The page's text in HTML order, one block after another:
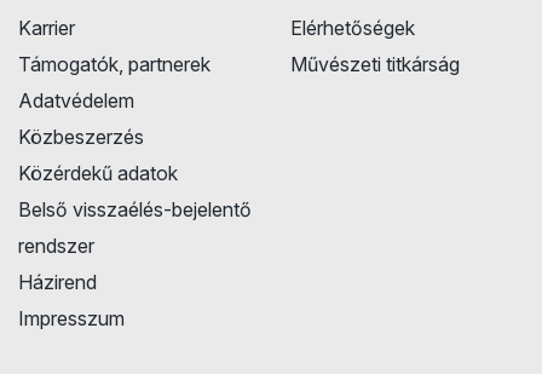
Karrier
Támogatók, partnerek
Adatvédelem
Közbeszerzés
Közérdekű adatok
Belső visszaélés-bejelentő
rendszer
Házirend
Impresszum
Elérhetőségek
Művészeti titkárság